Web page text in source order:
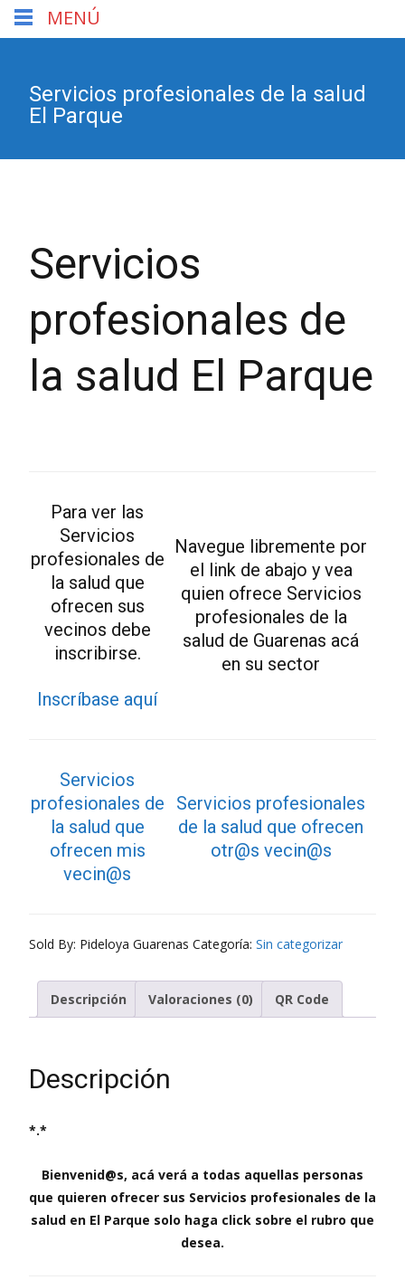
Servicios profesionales de la salud
El Parque
Servicios
profesionales de
la salud El Parque
Para ver las
Servicios
profesionales de
la salud que
ofrecen sus
vecinos debe
inscribirse.
Inscríbase aquí
Navegue libremente por
el link de abajo y vea
quien ofrece Servicios
profesionales de la
salud de Guarenas acá
en su sector
Servicios
profesionales de
la salud que
ofrecen mis
vecin@s
Servicios profesionales
de la salud que ofrecen
otr@s vecin@s
Sold By: Pideloya Guarenas Categoría: Sin categorizar
Descripción Valoraciones (0) QR Code
Descripción
*.*
Bienvenid@s, acá verá a todas aquellas personas
que quieren ofrecer sus Servicios profesionales de la
salud en El Parque solo haga click sobre el rubro que
desea.
MENÚ